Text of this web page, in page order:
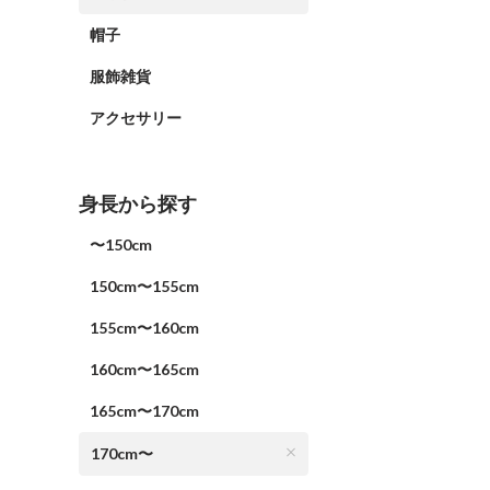
帽子
服飾雑貨
アクセサリー
身長から探す
〜150cm
150cm〜155cm
155cm〜160cm
160cm〜165cm
165cm〜170cm
170cm〜